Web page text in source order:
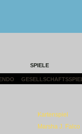
SPIELE
Kartenspiel
Marsha J. Falco